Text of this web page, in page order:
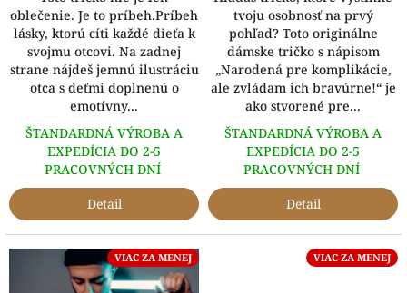
oblečenie. Je to príbeh.Príbeh
lásky, ktorú cíti každé dieťa k
svojmu otcovi. Na zadnej
strane nájdeš jemnú ilustráciu
otca s deťmi doplnenú o
emotívny...
ŠTANDARDNÁ VÝROBA A
EXPEDÍCIA DO 2-5
PRACOVNÝCH DNÍ
Detail
tvoju osobnosť na prvý
pohľad? Toto originálne
dámske tričko s nápisom
„Narodená pre komplikácie,
ale zvládam ich bravúrne!“ je
ako stvorené pre...
ŠTANDARDNÁ VÝROBA A
EXPEDÍCIA DO 2-5
PRACOVNÝCH DNÍ
Detail
VIAC ZA MENEJ VIAC ZA MENEJ